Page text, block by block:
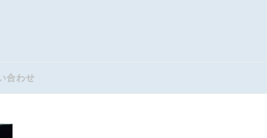
合わせ